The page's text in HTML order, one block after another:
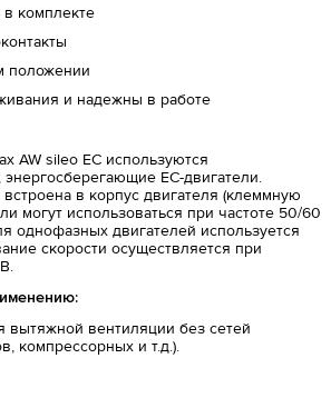
комплекте
положении
и надежны в работе
AW sileo EC используются
EC-двигатели.
в корпус двигателя (клеммную
могут использоваться при частоте 50/60
однофазных двигателей используется
скорости осуществляется при
вытяжной вентиляции без сетей
компрессорных и т.д.).